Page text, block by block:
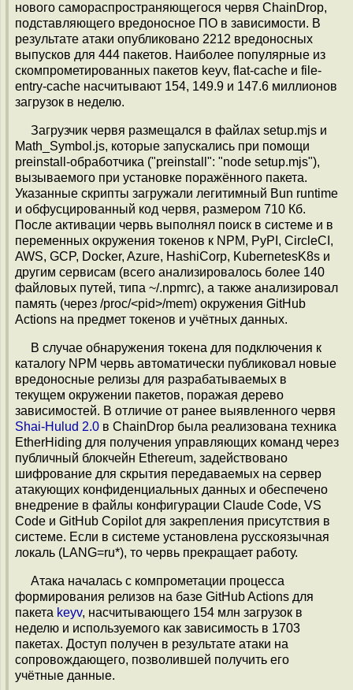
нового самораспространяющегося червя ChainDrop,
подставляющего вредоносное ПО в зависимости. В
результате атаки опубликовано 2212 вредоносных
выпусков для 444 пакетов. Наиболее популярные из
скомпрометированных пакетов keyv, flat-cache и file-
entry-cache насчитывают 154, 149.9 и 147.6 миллионов
загрузок в неделю.
Загрузчик червя размещался в файлах setup.mjs и
Math_Symbol.js, которые запускались при помощи
preinstall-обработчика ("preinstall": "node setup.mjs"),
вызываемого при установке поражённого пакета.
Указанные скрипты загружали легитимный Bun runtime
и обфусцированный код червя, размером 710 Кб.
После активации червь выполнял поиск в системе и в
переменных окружения токенов к NPM, PyPI, CircleCI,
AWS, GCP, Docker, Azure, HashiCorp, KubernetesK8s и
другим сервисам (всего анализировалось более 140
файловых путей, типа ~/.npmrc), а также анализировал
память (через /proc/<pid>/mem) окружения GitHub
Actions на предмет токенов и учётных данных.
В случае обнаружения токена для подключения к
каталогу NPM червь автоматически публиковал новые
вредоносные релизы для разрабатываемых в
текущем окружении пакетов, поражая дерево
зависимостей. В отличие от ранее выявленного червя
Shai-Hulud 2.0 в ChainDrop была реализована техника
EtherHiding для получения управляющих команд через
публичный блокчейн Ethereum, задействовано
шифрование для скрытия передаваемых на сервер
атакующих конфиденциальных данных и обеспечено
внедрение в файлы конфигурации Claude Code, VS
Code и GitHub Copilot для закрепления присутствия в
системе. Если в системе установлена русскоязычная
локаль (LANG=ru*), то червь прекращает работу.
Атака началась с компрометации процесса
формирования релизов на базе GitHub Actions для
пакета keyv, насчитывающего 154 млн загрузок в
неделю и используемого как зависимость в 1703
пакетах. Доступ получен в результате атаки на
сопровождающего, позволившей получить его
учётные данные.